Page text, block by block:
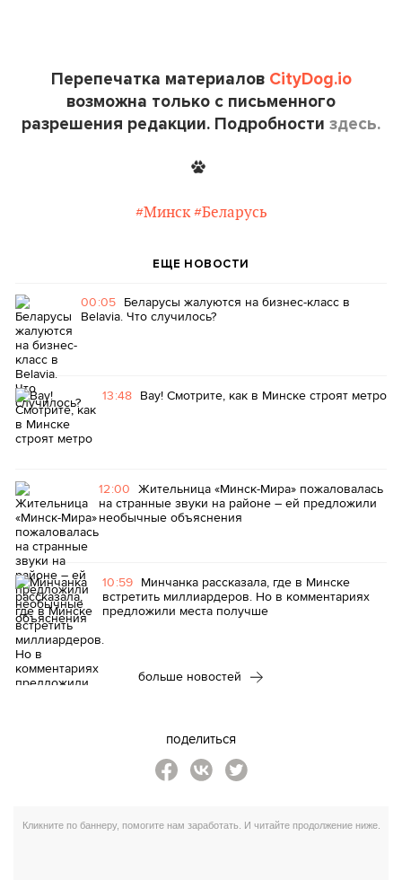
Перепечатка материалов CityDog.io
возможна только с письменного
разрешения редакции. Подробности здесь.
#Минск #Беларусь
ЕЩЕ НОВОСТИ
00:05 Беларусы жалуются на бизнес-класс в
Belavia. Что случилось?
13:48 Вау! Смотрите, как в Минске строят метро
12:00 Жительница «Минск-Мира» пожаловалась
на странные звуки на районе – ей предложили
необычные объяснения
10:59 Минчанка рассказала, где в Минске
встретить миллиардеров. Но в комментариях
предложили места получше
больше новостей
поделиться